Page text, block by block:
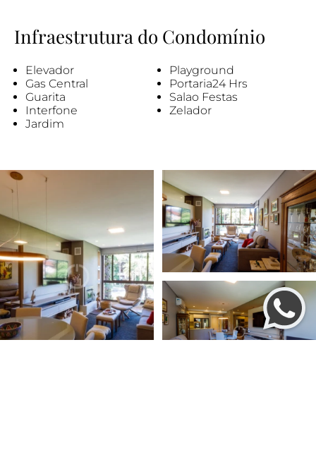
Infraestrutura do Condomínio
Elevador
Gas Central
Guarita
Interfone
Jardim
Playground
Portaria24 Hrs
Salao Festas
Zelador